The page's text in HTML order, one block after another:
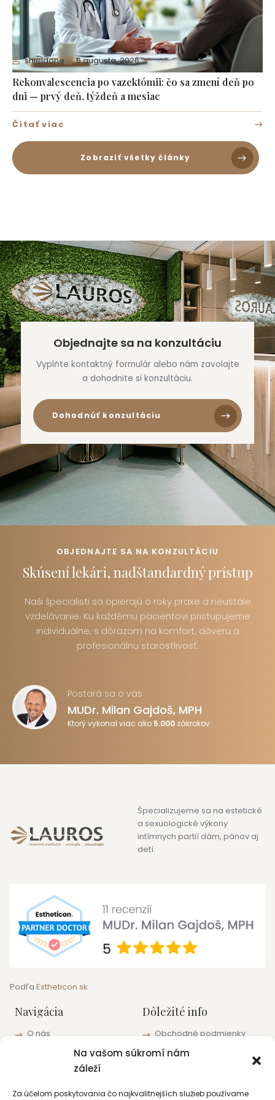
Na vašom súkromí nám
záleží
Za účelom poskytovania čo najkvalitnejších služieb používame
som cítila citeľné zlepšenie. Oceňujem
profesionálny prístup aj moderné prostredie
kliniky.
shieldone 6 augusta, 2026
Rekonvalescencia po vazektómii: čo sa zmení deň po
dni — prvý deň, týždeň a mesiac
Čítať viac
Zobraziť všetky články
Objednajte sa na konzultáciu
Vyplňte kontaktný formulár alebo nám zavolajte
a dohodnite si konzultáciu.
Dohodnúť konzultáciu
OBJEDNAJTE SA NA KONZULTÁCIU
Skúsení lekári, nadštandardný prístup
Naši špecialisti sa opierajú o roky praxe a neustále
vzdelávanie. Ku každému pacientovi pristupujeme
individuálne, s dôrazom na komfort, dôveru a
profesionálnu starostlivosť.
Postará sa o vás
MUDr. Milan Gajdoš, MPH
Ktorý vykonal viac ako 5.000zákrokov
Špecializujeme sa na estetické
a sexuologické výkony
intímnych partií dám, pánov aj
detí.
Podľa Estheticon.sk
Navigácia
O nás
Pracoviská a kontakty
Dôležité info
Obchodné podmienky
Informácie o ochrane
osobných údajov